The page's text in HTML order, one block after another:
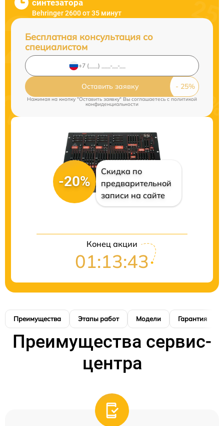
синтезатора
Behringer 2600 от 35 минут
Бесплатная консультация со
специалистом
Оставить заявку
Нажимая на кнопку "Оставить заявку" Вы соглашаетесь cполитикой
конфиденциальности
-20%
Скидка по
предварительной
записи на сайте
Конец акции
01:13:42
Преимущества Этапы работ Модели Гарантия
Преимущества сервис-
центра